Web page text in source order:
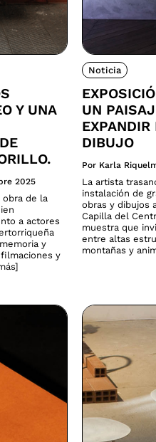
Y UNA
2025
obra de la
a actores
y
y
Noticia
UN
DIBUJO
Por Karla
La artista
instalación de
obras y dibujos
Capilla del
muestra que
entre altas
montañas y